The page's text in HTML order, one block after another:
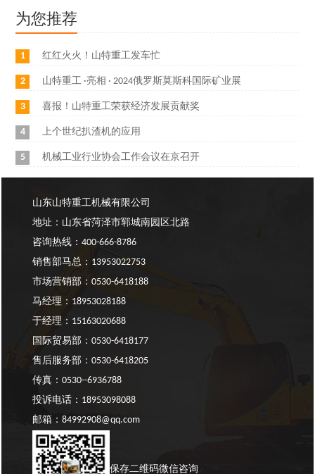
为您推荐
1 红红火火！山特重工发车忙
2 山特重工 ·亮相 · 2024俄罗斯莫斯科国际矿业展
3 喜报！山特重工荣获经济发展贡献奖
4 上个世纪扒渣机的应用
5 机械工业行业协会工作会议在京召开
山东山特重工机械有限公司
地址：山东省菏泽市郓城南园区北路
咨询热线：400-666-8786
销售部马总： 13953022753
市场营销部：0530-6418188
马经理： 18953028188
于经理： 15163020688
国际贸易部：0530-6418177
售后服务部：0530-6418205
传真：0530--6936788
投诉电话： 18953098088
邮箱：84992908@qq.com
保存二维码微信咨询